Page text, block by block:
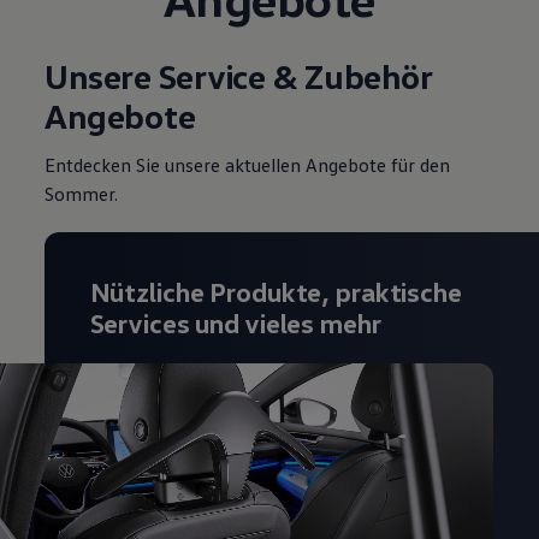
Magazin
Transport
Familie
Elektromobilität
Volkswagen R
Volkswagen Kundenbetreuung
Unsere Service & Zubehör
Angebote
Entdecken Sie unsere aktuellen Angebote für den
Sommer.
Nützliche Produkte, praktische
Services und vieles mehr